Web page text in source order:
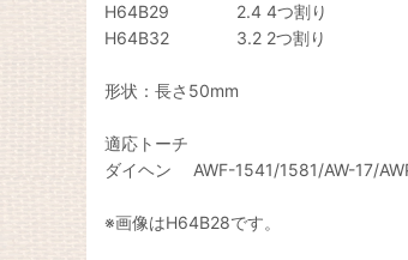
H64B29 2.4 4つ割り
H64B32 3.2 2つ割り
形状：長さ50mm
適応トーチ
ダイヘン AWF-1541/1581/AW-17/
※画像はH64B28です。